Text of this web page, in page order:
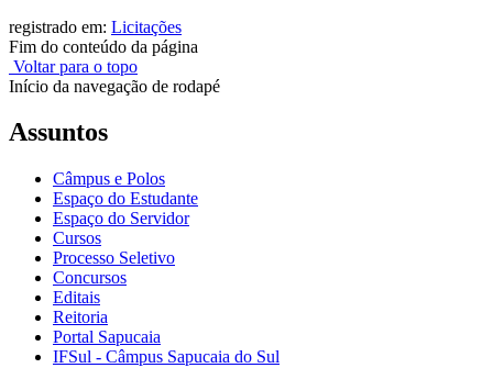
registrado em: Licitações
Fim do conteúdo da página
Voltar para o topo
Início da navegação de rodapé
Assuntos
Câmpus e Polos
Espaço do Estudante
Espaço do Servidor
Cursos
Processo Seletivo
Concursos
Editais
Reitoria
Portal Sapucaia
IFSul - Câmpus Sapucaia do Sul